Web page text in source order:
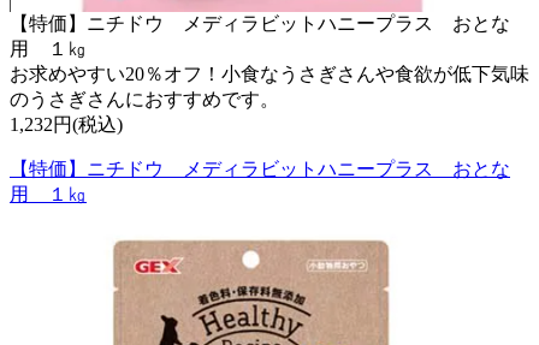
【特価】ニチドウ メディラビットハニープラス おとな
用 １㎏
お求めやすい20％オフ！小食なうさぎさんや食欲が低下気味
のうさぎさんにおすすめです。
1,232円(税込)
【特価】ニチドウ メディラビットハニープラス おとな
用 １㎏